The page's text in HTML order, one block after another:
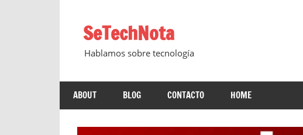
contenidoSeTechNota
Hablamos sobre tecnología
ABOUT BLOG CONTACTO HOME